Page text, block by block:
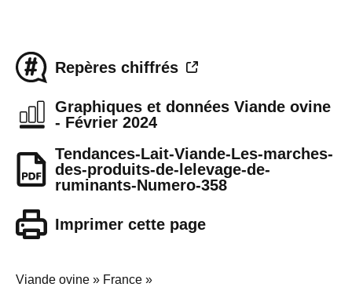
Repères chiffrés
Graphiques et données Viande ovine
- Février 2024
Tendances-Lait-Viande-Les-marches-
des-produits-de-lelevage-de-
ruminants-Numero-358
Imprimer cette page
Viande ovine » France »